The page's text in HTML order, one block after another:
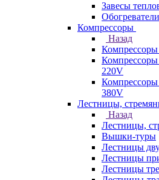
Завесы
Компрессоры
Назад
Компрессоры
220V
380V
Лестницы,
Назад
Лестницы,
Вышки-туры
Лестницы
Лестницы
Лестницы